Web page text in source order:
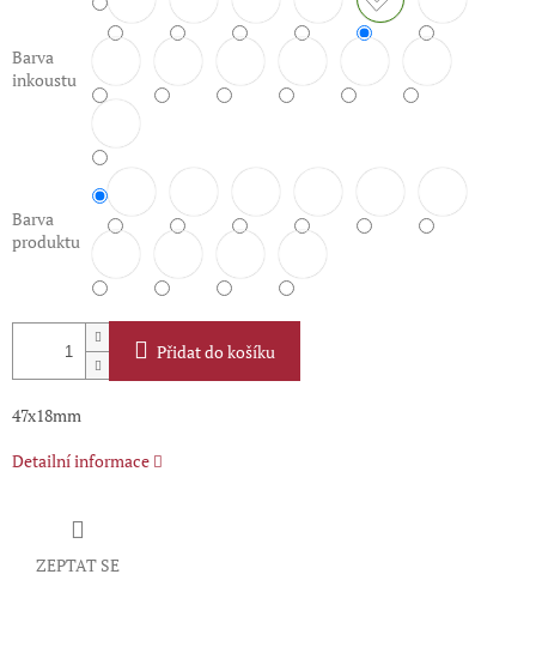
Barva
inkoustu
Barva
produktu
Přidat do košíku
47x18mm
Detailní informace
ZEPTAT SE